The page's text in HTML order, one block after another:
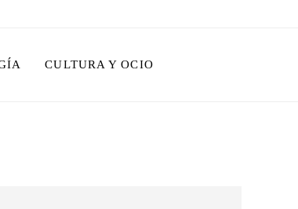
CULTURA Y OCIO